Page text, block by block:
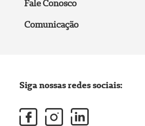
Fale Conosco
Comunicação
Siga nossas redes sociais: